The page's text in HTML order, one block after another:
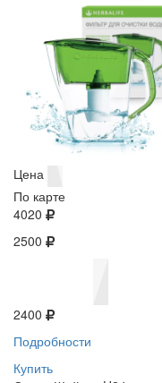
Цена
По карте
4020
2500
2400
Подробности
Купить